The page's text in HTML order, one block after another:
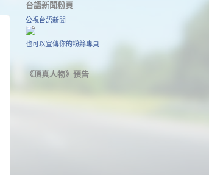
台語新聞粉頁
公視台語新聞
也可以宣傳你的粉絲專頁
《頂真人物》預告